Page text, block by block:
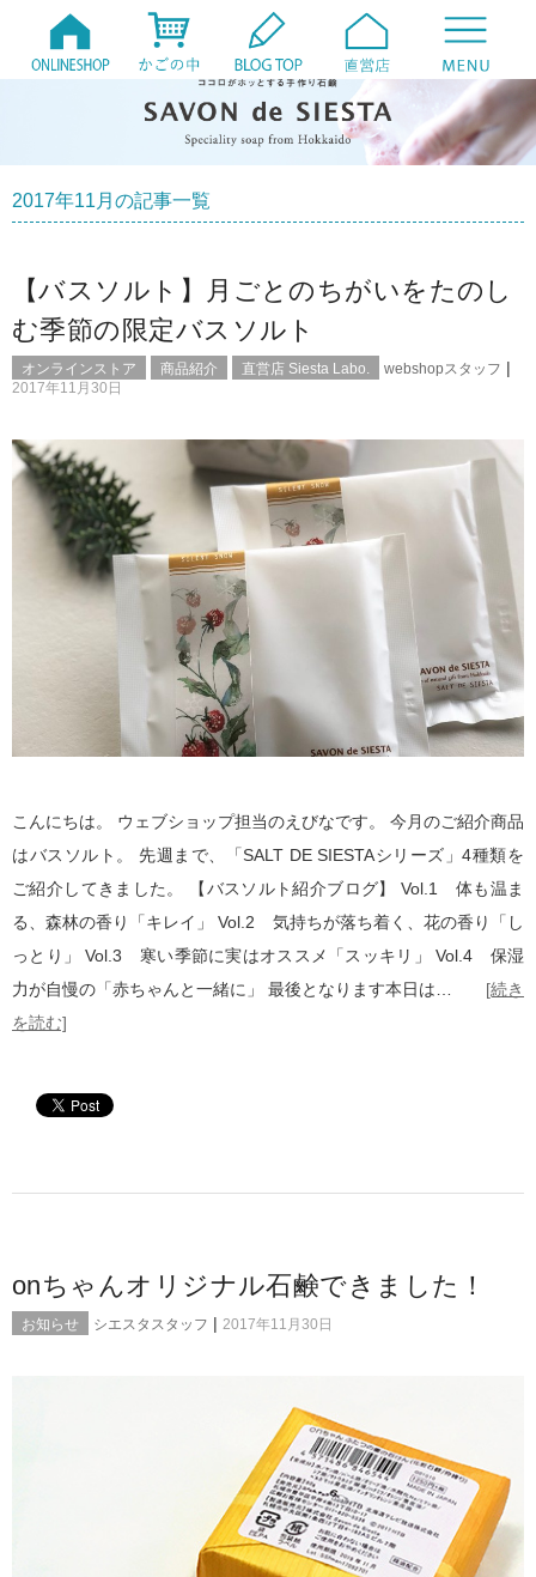
2017年11月の記事一覧
【バスソルト】月ごとのちがいをたのし
む季節の限定バスソルト
オンラインストア 商品紹介 直営店 Siesta Labo. webshopスタッフ |
2017年11月30日
こんにちは。 ウェブショップ担当のえびなです。 今月のご紹介商品
はバスソルト。 先週まで、「SALT DE SIESTAシリーズ」4種類を
ご紹介してきました。 【バスソルト紹介ブログ】 Vol.1 体も温ま
る、森林の香り「キレイ」 Vol.2 気持ちが落ち着く、花の香り「し
っとり」 Vol.3 寒い季節に実はオススメ「スッキリ」 Vol.4 保湿
力が自慢の「赤ちゃんと一緒に」 最後となります本日は… [続き
を読む]
onちゃんオリジナル石鹸できました！
お知らせ シエスタスタッフ | 2017年11月30日